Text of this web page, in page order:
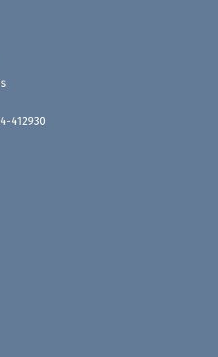
412930